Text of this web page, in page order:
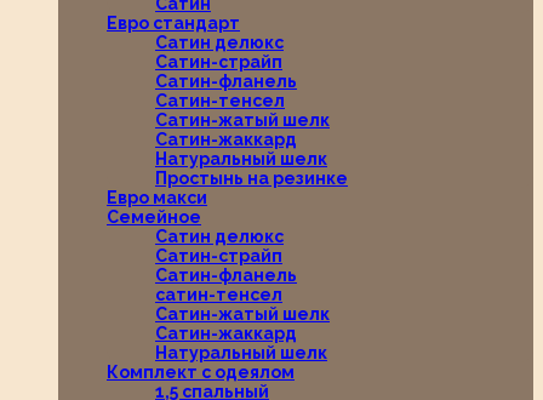
Евро стандарт
Сатин делюкс
Сатин-страйп
Сатин-фланель
Сатин-тенсел
Сатин-жатый шелк
Сатин-жаккард
Натуральный шелк
Простынь на резинке
Евро макси
Семейное
Сатин делюкс
Сатин-страйп
Сатин-фланель
сатин-тенсел
Сатин-жатый шелк
Сатин-жаккард
Натуральный шелк
Комплект с одеялом
1,5 спальный